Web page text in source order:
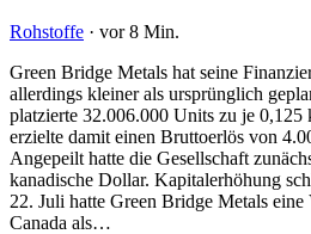
Rohstoffe · vor 8 Min.
Green Bridge Metals hat seine
allerdings kleiner als ursprünglich
platzierte 32.006.000 Units zu je 0,125
erzielte damit einen Bruttoerlös von
Angepeilt hatte die Gesellschaft
kanadische Dollar. Kapitalerhöhung
22. Juli hatte Green Bridge Metals
Canada als…